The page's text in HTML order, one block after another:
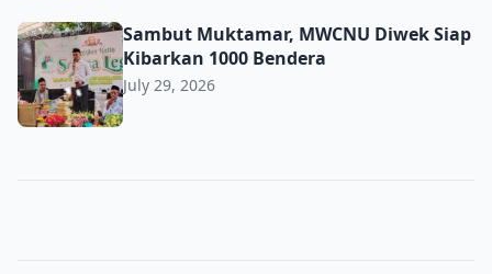
Sambut Muktamar, MWCNU Diwek Siap Kibarkan 1000
Sambut Muktamar, MWCNU Diwek Siap
Kibarkan 1000 Bendera
July 29, 2026